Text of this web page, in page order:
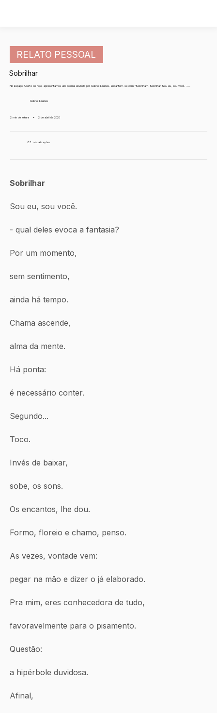
RELATO PESSOAL
Sobrilhar
No Espaço Aberto de hoje, apresentamos um poema enviado por Gabriel Linares. Encantem-se com "Sobrilhar". Sobrilhar Sou eu, sou você. -...
Gabriel Linares
2 min de leitura • 2 de abril de 2020
63 visualizações
Sobrilhar
Sou eu, sou você.
- qual deles evoca a fantasia?
Por um momento,
sem sentimento,
ainda há tempo.
Chama ascende,
alma da mente.
Há ponta:
é necessário conter.
Segundo...
Toco.
Invés de baixar,
sobe, os sons.
Os encantos, lhe dou.
Formo, floreio e chamo, penso.
As vezes, vontade vem:
pegar na mão e dizer o já elaborado.
Pra mim, eres conhecedora de tudo,
favoravelmente para o pisamento.
Questão:
a hipérbole duvidosa.
Afinal,